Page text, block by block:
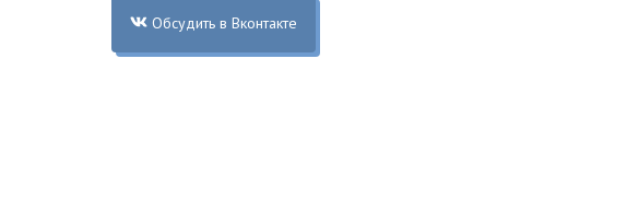
Обсудить в Вконтакте